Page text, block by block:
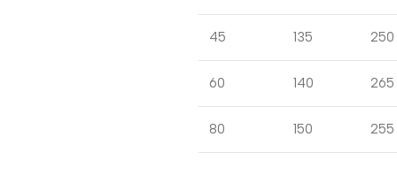
45 135 250
60 140 265
80 150 255